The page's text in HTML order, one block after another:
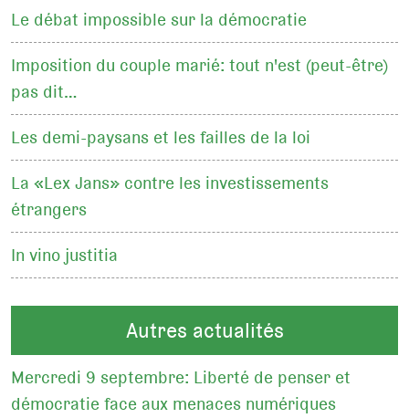
Le débat impossible sur la démocratie
Imposition du couple marié: tout n'est (peut-être)
pas dit…
Les demi-paysans et les failles de la loi
La «Lex Jans» contre les investissements
étrangers
In vino justitia
Autres actualités
Mercredi 9 septembre: Liberté de penser et
démocratie face aux menaces numériques